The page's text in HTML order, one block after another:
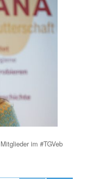
Mitglieder im #TGVeb